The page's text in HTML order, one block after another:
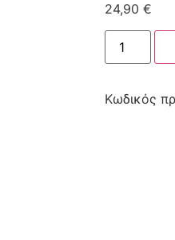
24,90 €
Κωδικός